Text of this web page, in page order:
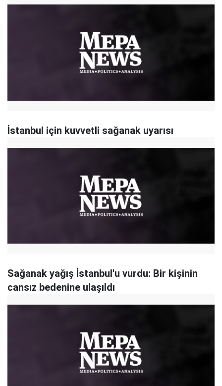
İstanbul için kuvvetli sağanak uyarısı
Sağanak yağış İstanbul'u vurdu: Bir kişinin
cansız bedenine ulaşıldı